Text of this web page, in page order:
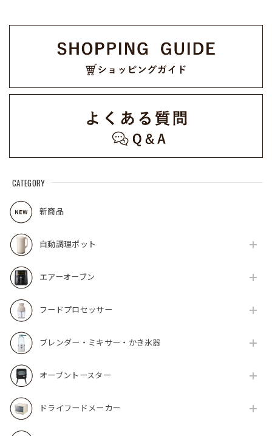
CATEGORY
新商品
自動調理ポット
エアーオーブン
フードプロセッサー
ブレンダー・ミキサー・かき氷器
オーブントースター
ドライフードメーカー